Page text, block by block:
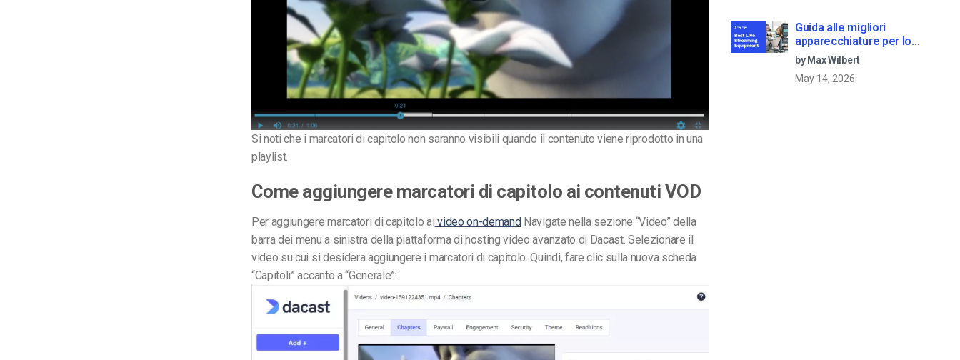
Si noti che i marcatori di capitolo non saranno visibili quando il contenuto viene riprodotto in una
playlist.
Come aggiungere marcatori di capitolo ai contenuti VOD
Per aggiungere marcatori di capitolo ai video on-demand Navigate nella sezione “Video” della
barra dei menu a sinistra della piattaforma di hosting video avanzato di Dacast.Selezionare il
video su cui si desidera aggiungere i marcatori di capitolo. Quindi, fare clic sulla nuova scheda
“Capitoli” accanto a “Generale”:
Guida alle migliori
apparecchiature per lo
streaming dal vivo [2025
Update]
by Max Wilbert
May 14, 2026